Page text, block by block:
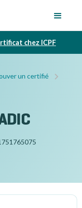
chez ICPF
un certifié